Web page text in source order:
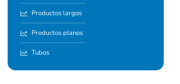
Productos largos
Productos planos
Tubos